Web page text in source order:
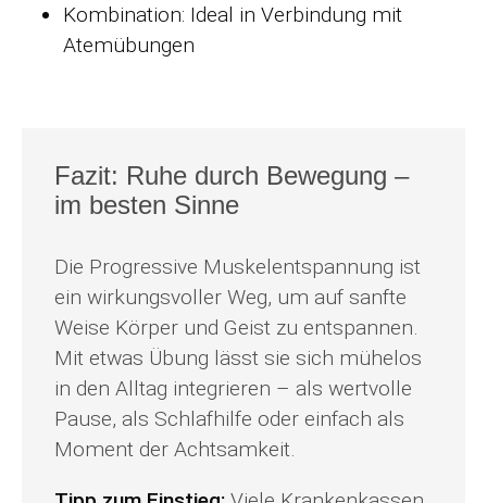
Kombination: Ideal in Verbindung mit
Atemübungen
Fazit: Ruhe durch Bewegung –
im besten Sinne
Die Progressive Muskelentspannung ist
ein wirkungsvoller Weg, um auf sanfte
Weise Körper und Geist zu entspannen.
Mit etwas Übung lässt sie sich mühelos
in den Alltag integrieren – als wertvolle
Pause, als Schlafhilfe oder einfach als
Moment der Achtsamkeit.